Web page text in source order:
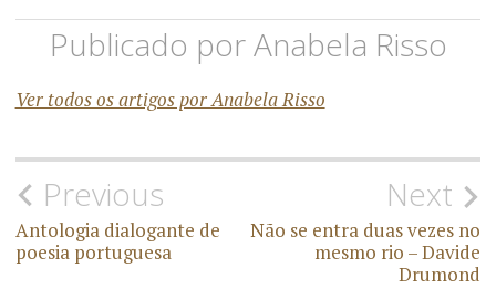
Publicado porAnabela Risso
Ver todos os artigos por Anabela Risso
Previous
Antologia dialogante de
poesia portuguesa
Next
Não se entra duas vezes no
mesmo rio – Davide
Drumond